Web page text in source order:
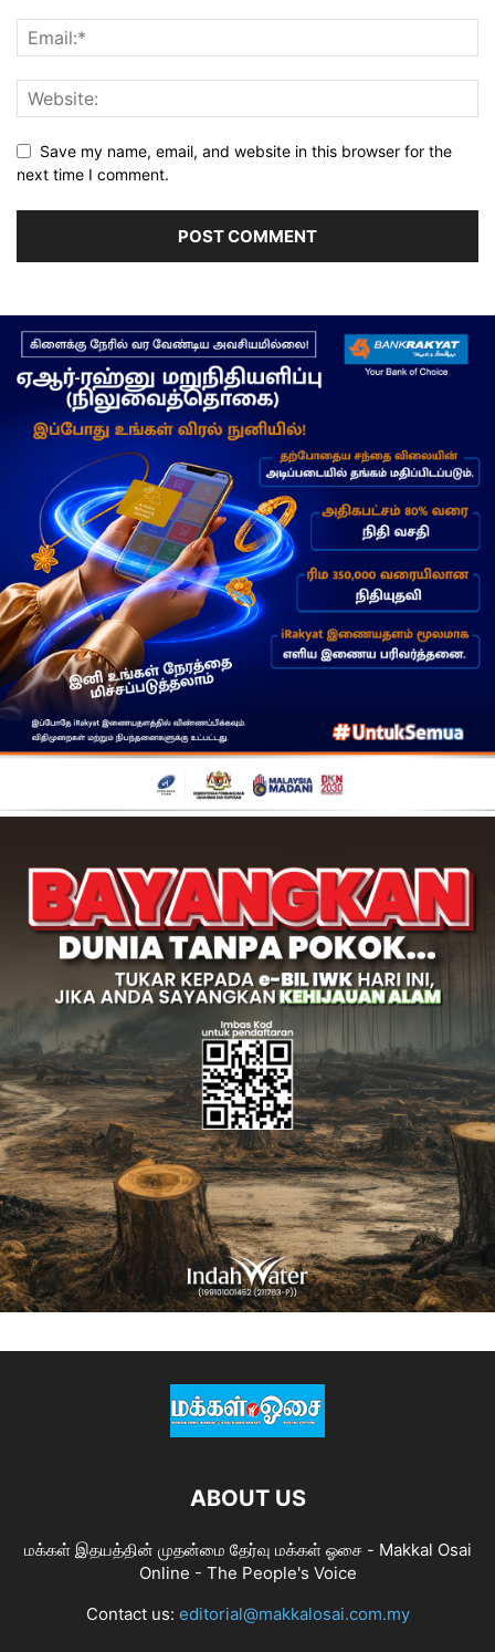
Save my name, email, and website in this browser for the
next time I comment.
ABOUT US
மக்கள் இதயத்தின் முதன்மை தேர்வு மக்கள் ஓசை - Makkal Osai
Online - The People's Voice
Contact us: editorial@makkalosai.com.my